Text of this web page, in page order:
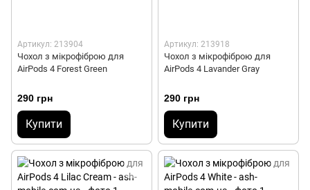
Артикул: 213904
Чохол з мікрофіброю для
AirPods 4 Forest Green
290 грн
Купити
Артикул: 213918
Чохол з мікрофіброю для
AirPods 4 Lavander Gray
290 грн
Купити